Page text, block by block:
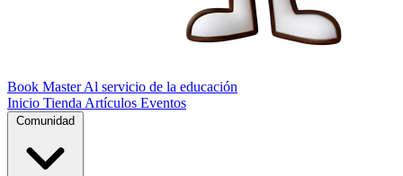
Book Master Al servicio de la educación
Inicio Tienda Artículos Eventos
Comunidad